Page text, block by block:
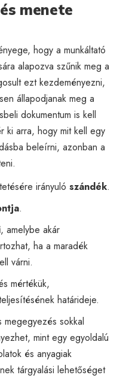
menete
hogy a munkáltató
alapozva szűnik meg a
ezt kezdeményezni,
állapodjanak meg a
dokumentum is kell
ki arra, hogy mit kell egy
beleírni, azonban a
irányuló szándék.
.
, amelybe akár
ha a maradék
várni.
mértékük,
határideje.
megegyezés sokkal
mint egy egyoldalú
és anyagiak
tárgyalási lehetőséget